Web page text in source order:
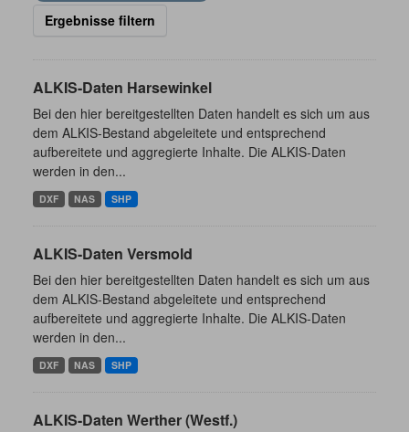
Ergebnisse filtern
ALKIS-Daten Harsewinkel
Bei den hier bereitgestellten Daten handelt es sich um aus
dem ALKIS-Bestand abgeleitete und entsprechend
aufbereitete und aggregierte Inhalte. Die ALKIS-Daten
werden in den...
DXF NAS SHP
ALKIS-Daten Versmold
Bei den hier bereitgestellten Daten handelt es sich um aus
dem ALKIS-Bestand abgeleitete und entsprechend
aufbereitete und aggregierte Inhalte. Die ALKIS-Daten
werden in den...
DXF NAS SHP
ALKIS-Daten Werther (Westf.)